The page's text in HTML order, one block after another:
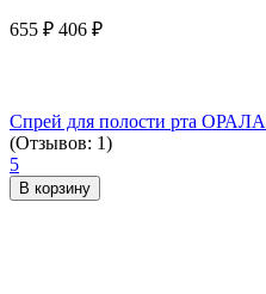
655 ₽ 406 ₽
Спрей для полости рта
(Отзывов: 1)
5
В корзину